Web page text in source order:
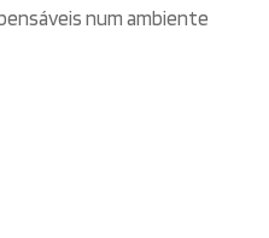
num ambiente